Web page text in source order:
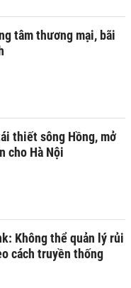
tâm thương mại, bãi
thiết sông Hồng, mở
cho Hà Nội
Không thể quản lý rủi
cách truyền thống